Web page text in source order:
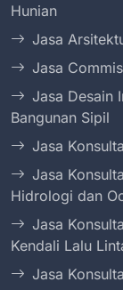
Hunian
Jasa
Jasa
Jasa Desain
Bangunan Sipil
Jasa
Jasa
Hidrologi dan
Jasa
Kendali Lalu
Jasa